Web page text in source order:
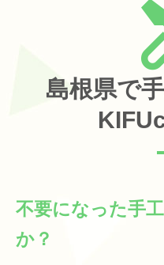
島根県で
不要になった手
か？